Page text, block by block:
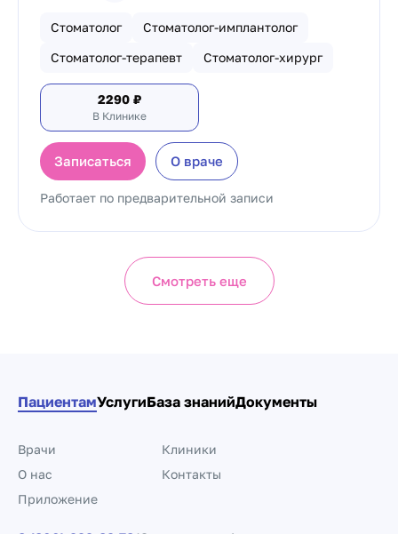
Стоматолог
Стоматолог-имплантолог
Стоматолог-терапевт
Стоматолог-хирург
2290 ₽
В Клинике
Записаться О враче
Работает по предварительной записи
Смотреть еще
ПациентамУслугиБаза знанийДокументы
Врачи
Клиники
О нас
Контакты
Приложение